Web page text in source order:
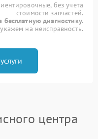
без учета
стоимости запчастей.
бесплатную диагностику.
на неисправность.
центра